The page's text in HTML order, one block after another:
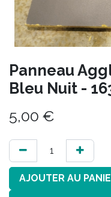
Panneau
Bleu Nuit -
5,00 €
AJOUTER AU